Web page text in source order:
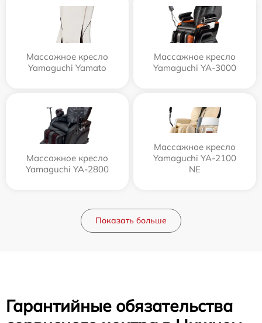
Массажное кресло
Yamaguchi Yamato
Массажное кресло
Yamaguchi YA-3000
Массажное кресло
Yamaguchi YA-2800
Массажное кресло
Yamaguchi YA-2100
NE
Показать больше
Гарантийные обязательства